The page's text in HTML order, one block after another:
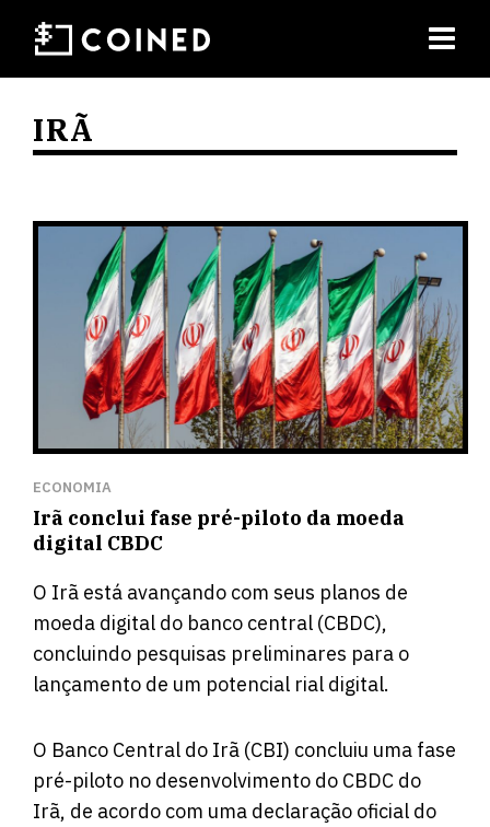
IRÃ
ECONOMIA
Irã conclui fase pré-piloto da moeda
digital CBDC
O Irã está avançando com seus planos de
moeda digital do banco central (CBDC),
concluindo pesquisas preliminares para o
lançamento de um potencial rial digital.
O Banco Central do Irã (CBI) concluiu uma fase
pré-piloto no desenvolvimento do CBDC do
Irã, de acordo com uma declaração oficial do